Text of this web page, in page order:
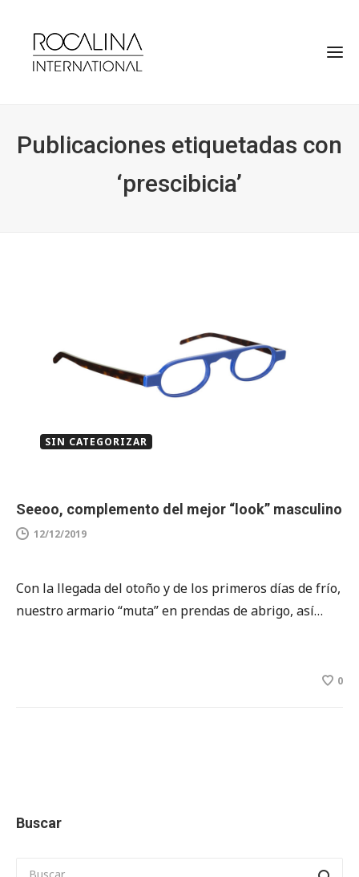
Publicaciones etiquetadas con
‘prescibicia’
SIN CATEGORIZAR
Seeoo, complemento del mejor “look” masculino
12/12/2019
Con la llegada del otoño y de los primeros días de frío,
nuestro armario “muta” en prendas de abrigo, así…
0
Buscar